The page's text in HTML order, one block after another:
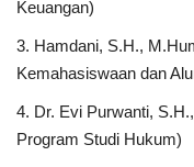
Keuangan)
3. Hamdani, S.H.,
Kemahasiswaan dan
4. Dr. Evi Purwanti,
Program Studi Hukum)